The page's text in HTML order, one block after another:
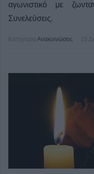
αγωνιστικό με
Συνελεύσεις.
Κατηγορία Ανακοινώσεις 15